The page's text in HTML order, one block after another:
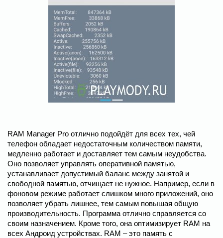
RAM Manager Pro отлично подойдёт для всех тех, чей
телефон обладает недостаточным количеством памяти,
медленно работает и доставляет тем самым неудобства.
Оно позволяет управлять оперативной памятью,
устанавливает допустимый баланс между занятой и
свободной памятью, отчищает не нужное. Например, если в
фоновом режиме работает слишком много приложений, оно
позволяет убрать лишнее, тем самым повышая общую
производительность. Программа отлично справляется со
своим назначением. Кроме того, она оптимизирует RAM на
всех Андроид устройствах. RAM – это память с